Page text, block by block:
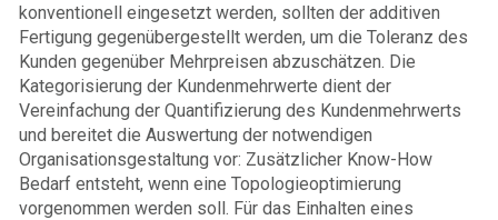
konventionell eingesetzt werden, sollten der additiven
Fertigung gegenübergestellt werden, um die Toleranz des
Kunden gegenüber Mehrpreisen abzuschätzen. Die
Kategorisierung der Kundenmehrwerte dient der
Vereinfachung der Quantifizierung des Kundenmehrwerts
und bereitet die Auswertung der notwendigen
Organisationsgestaltung vor: Zusätzlicher Know-How
Bedarf entsteht, wenn eine Topologieoptimierung
vorgenommen werden soll. Für das Einhalten eines